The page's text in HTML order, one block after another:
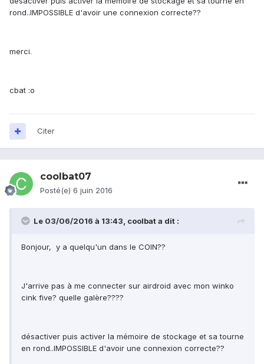
rond..IMPOSSIBLE d'avoir une connexion correcte??
merci.
cbat :o
Citer
coolbat07
Posté(e) 6 juin 2016
Le 03/06/2016 à 13:43, coolbat a dit :
Bonjour, y a quelqu'un dans le COIN??
J'arrive pas à me connecter sur airdroid avec mon winko
cink five? quelle galère????
désactiver puis activer la mémoire de stockage et sa tourne
en rond..IMPOSSIBLE d'avoir une connexion correcte??